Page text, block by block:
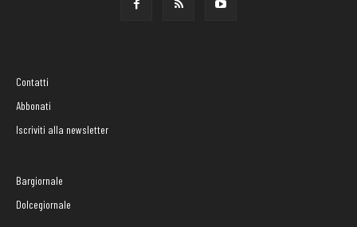
Contatti
Abbonati
Iscriviti alla newsletter
Bargiornale
Dolcegiornale